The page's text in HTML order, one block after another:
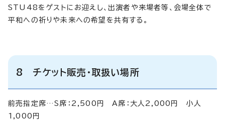
STU48をゲストにお迎えし、出演者や来場者等、会場全体で
平和への祈りや未来への希望を共有する。
8 チケット販売・取扱い場所
前売指定席…S席：2,500円 A席：大人2,000円 小人
1,000円